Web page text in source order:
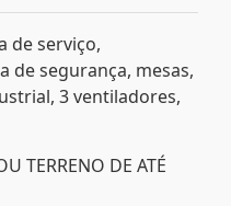
de serviço,
de segurança, mesas,
3 ventiladores,
TERRENO DE ATÉ